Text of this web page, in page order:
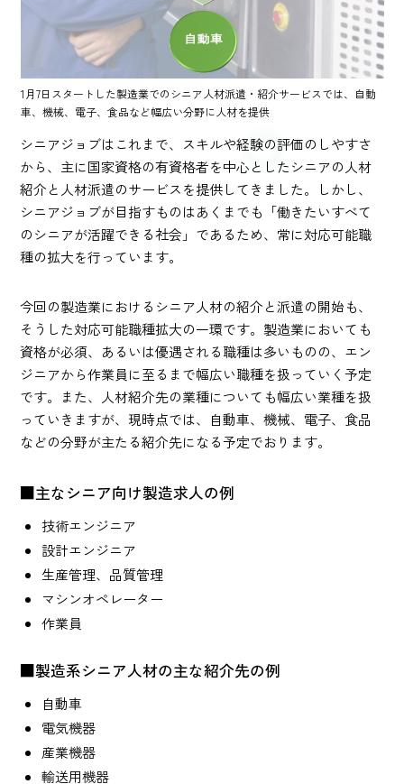
1月7日スタートした製造業でのシニア人材派遣・紹介サービスでは、自動
車、機械、電子、食品など幅広い分野に人材を提供
シニアジョブはこれまで、スキルや経験の評価のしやすさ
から、主に国家資格の有資格者を中心としたシニアの人材
紹介と人材派遣のサービスを提供してきました。しかし、
シニアジョブが目指すものはあくまでも「働きたいすべて
のシニアが活躍できる社会」であるため、常に対応可能職
種の拡大を行っています。
今回の製造業におけるシニア人材の紹介と派遣の開始も、
そうした対応可能職種拡大の一環です。製造業においても
資格が必須、あるいは優遇される職種は多いものの、エン
ジニアから作業員に至るまで幅広い職種を扱っていく予定
です。また、人材紹介先の業種についても幅広い業種を扱
っていきますが、現時点では、自動車、機械、電子、食品
などの分野が主たる紹介先になる予定でおります。
■主なシニア向け製造求人の例
技術エンジニア
設計エンジニア
生産管理、品質管理
マシンオペレーター
作業員
■製造系シニア人材の主な紹介先の例
自動車
電気機器
産業機器
輸送用機器